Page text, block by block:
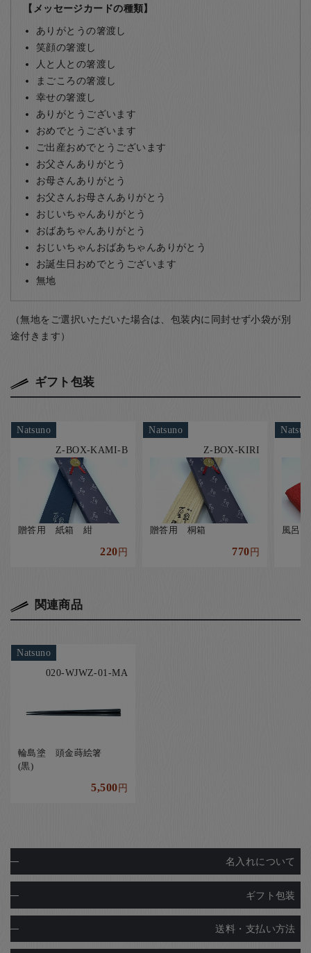
【メッセージカードの種類】
ありがとうの箸渡し
笑顔の箸渡し
人と人との箸渡し
まごころの箸渡し
幸せの箸渡し
ありがとうございます
おめでとうございます
ご出産おめでとうございます
お父さんありがとう
お母さんありがとう
お父さんお母さんありがとう
おじいちゃんありがとう
おばあちゃんありがとう
おじいちゃんおばあちゃんありがとう
お誕生日おめでとうございます
無地
（無地をご選択いただいた場合は、包装内に同封せず小袋が別
途付きます）
ギフト包装
Natsuno
Z-BOX-KAMI-B
贈答用 紙箱 紺
220円
Natsuno
Z-BOX-KIRI
贈答用 桐箱
770円
風呂
関連商品
Natsuno
020-WJWZ-01-MA
輪島塗 頭金蒔絵箸
(黒)
5,500円
名入れについて
ギフト包装
送料・支払い方法